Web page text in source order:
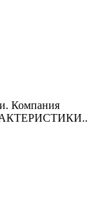
Компания